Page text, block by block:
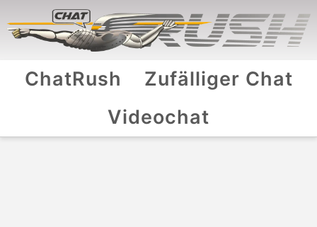
ChatRush
Zufälliger Chat
Videochat